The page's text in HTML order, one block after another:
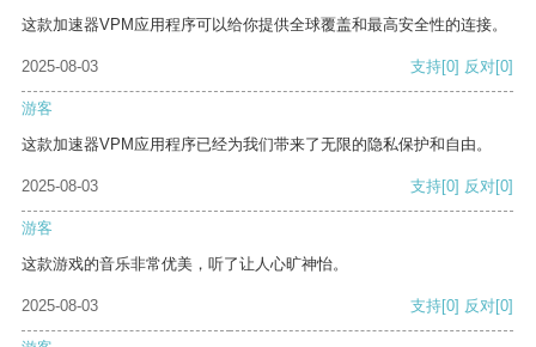
这款加速器VPM应用程序可以给你提供全球覆盖和最高安全性的连接。
2025-08-03 支持[0] 反对[0]
游客
这款加速器VPM应用程序已经为我们带来了无限的隐私保护和自由。
2025-08-03 支持[0] 反对[0]
游客
这款游戏的音乐非常优美，听了让人心旷神怡。
2025-08-03 支持[0] 反对[0]